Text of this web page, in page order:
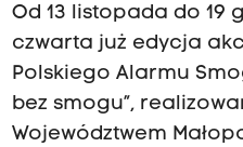
Od 13 listopada do 19
czwarta już edycja
Polskiego Alarmu
bez smogu”,
Województwem